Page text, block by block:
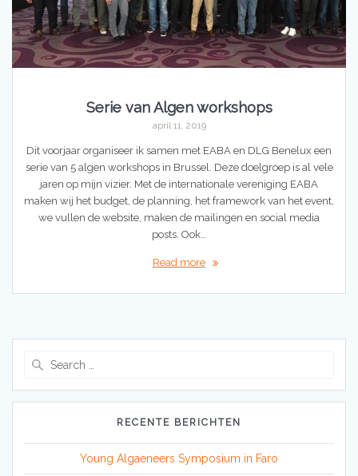
Serie van Algen workshops
april 11, 2019
Dit voorjaar organiseer ik samen met EABA en DLG Benelux een
serie van 5 algen workshops in Brussel. Deze doelgroep is al vele
jaren op mijn vizier. Met de internationale vereniging EABA
maken wij het budget, de planning, het framework van het event,
we vullen de website, maken de mailingen en social media
posts. Ook…
Read more
RECENTE BERICHTEN
Young Algaeneers Symposium in Faro